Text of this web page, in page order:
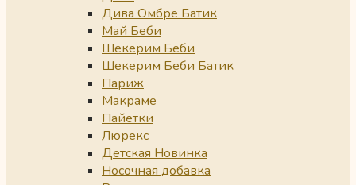
Дива Омбре Батик
Май Беби
Шекерим Беби
Шекерим Беби Батик
Париж
Макраме
Пайетки
Люрекс
Детская Новинка
Носочная добавка